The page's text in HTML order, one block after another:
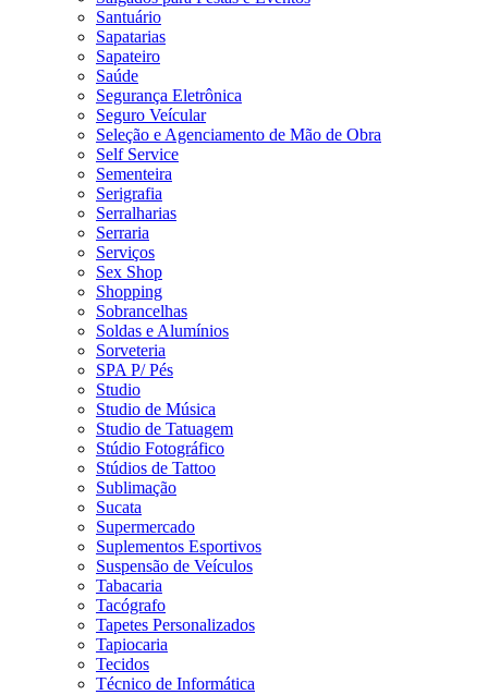
Santuário
Sapatarias
Sapateiro
Saúde
Segurança Eletrônica
Seguro Veícular
Seleção e Agenciamento de Mão de Obra
Self Service
Sementeira
Serigrafia
Serralharias
Serraria
Serviços
Sex Shop
Shopping
Sobrancelhas
Soldas e Alumínios
Sorveteria
SPA P/ Pés
Studio
Studio de Música
Studio de Tatuagem
Stúdio Fotográfico
Stúdios de Tattoo
Sublimação
Sucata
Supermercado
Suplementos Esportivos
Suspensão de Veículos
Tabacaria
Tacógrafo
Tapetes Personalizados
Tapiocaria
Tecidos
Técnico de Informática